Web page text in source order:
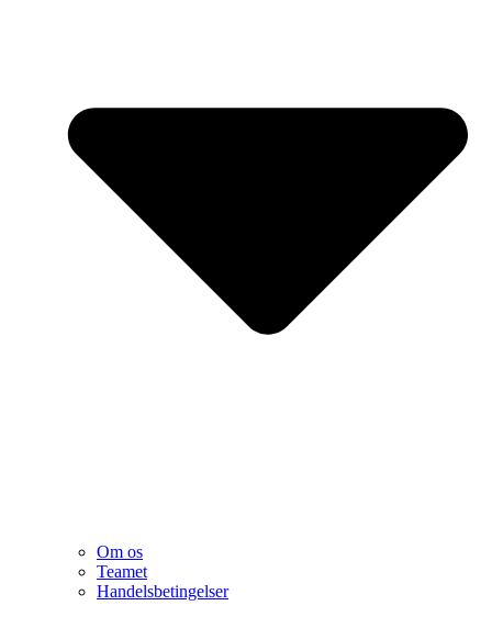
Om os
Teamet
Handelsbetingelser